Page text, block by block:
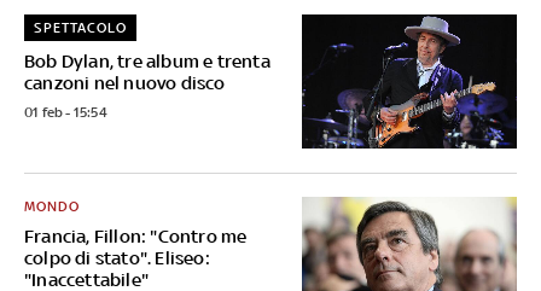
Bob Dylan, tre album e trenta
canzoni nel nuovo disco
SPETTACOLO
01 feb - 15:54
Francia, Fillon: "Contro me
colpo di stato". Eliseo:
"Inaccettabile"
MONDO